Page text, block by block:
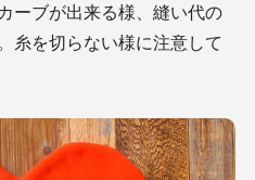
ーブが出来る様、縫い代の
糸を切らない様に注意して